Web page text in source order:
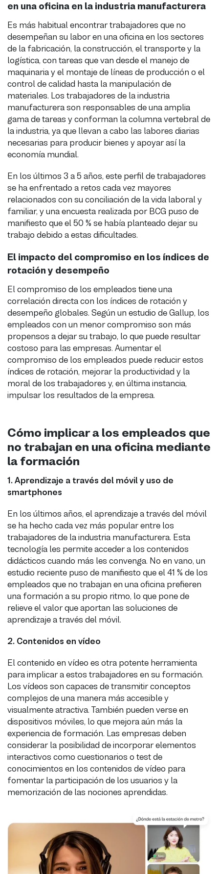
en una oficina en la industria manufacturera
Es más habitual encontrar trabajadores que no
desempeñan su labor en una oficina en los sectores
de la fabricación, la construcción, el transporte y la
logística, con tareas que van desde el manejo de
maquinaria y el montaje de líneas de producción o el
control de calidad hasta la manipulación de
materiales. Los trabajadores de la industria
manufacturera son responsables de una amplia
gama de tareas y conforman la columna vertebral de
la industria, ya que llevan a cabo las labores diarias
necesarias para producir bienes y apoyar así la
economía mundial.
En los últimos 3 a 5 años, este perfil de trabajadores
se ha enfrentado a retos cada vez mayores
relacionados con su conciliación de la vida laboral y
familiar, y una encuesta realizada por BCG puso de
manifiesto que el 50 % se había planteado dejar su
trabajo debido a estas dificultades.
El impacto del compromiso en los índices de
rotación y desempeño
El compromiso de los empleados tiene una
correlación directa con los índices de rotación y
desempeño globales. Según un estudio de Gallup, los
empleados con un menor compromiso son más
propensos a dejar su trabajo, lo que puede resultar
costoso para las empresas. Aumentar el
compromiso de los empleados puede reducir estos
índices de rotación, mejorar la productividad y la
moral de los trabajadores y, en última instancia,
impulsar los resultados de la empresa.
Cómo implicar a los empleados que
no trabajan en una oficina mediante
la formación
1. Aprendizaje a través del móvil y uso de
smartphones
En los últimos años, el aprendizaje a través del móvil
se ha hecho cada vez más popular entre los
trabajadores de la industria manufacturera. Esta
tecnología les permite acceder a los contenidos
didácticos cuando más les convenga. No en vano, un
estudio reciente puso de manifiesto que el 41 % de los
empleados que no trabajan en una oficina prefieren
una formación a su propio ritmo, lo que pone de
relieve el valor que aportan las soluciones de
aprendizaje a través del móvil.
2. Contenidos en vídeo
El contenido en vídeo es otra potente herramienta
para implicar a estos trabajadores en su formación.
Los vídeos son capaces de transmitir conceptos
complejos de una manera más accesible y
visualmente atractiva. También pueden verse en
dispositivos móviles, lo que mejora aún más la
experiencia de formación. Las empresas deben
considerar la posibilidad de incorporar elementos
interactivos como cuestionarios o test de
conocimientos en los contenidos de vídeo para
fomentar la participación de los usuarios y la
memorización de las nociones aprendidas.